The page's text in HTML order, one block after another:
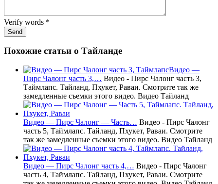
Verify words *
Похожие статьи о Тайланде
Видео —
Пирс Чалонг часть 3,… Видео - Пирс Чалонг часть 3,
Таймлапс. Тайланд, Пхукет, Раваи. Смотрите так же
замедленные съемки этого видео. Видео Тайланд
Видео — Пирс Чалонг — Часть… Видео - Пирс Чалонг
часть 5, Таймлапс. Тайланд, Пхукет, Раваи. Смотрите
так же замедленные съемки этого видео. Видео Тайланд
Видео — Пирс Чалонг часть 4,… Видео - Пирс Чалонг
часть 4, Таймлапс. Тайланд, Пхукет, Раваи. Смотрите